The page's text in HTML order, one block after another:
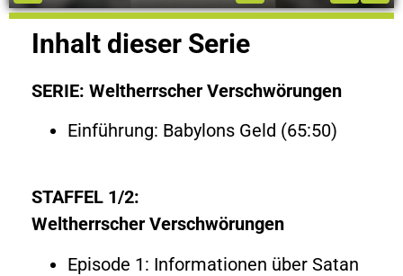
Inhalt dieser Serie
SERIE: Weltherrscher Verschwörungen
Einführung: Babylons Geld (65:50)
STAFFEL 1/2:
Weltherrscher Verschwörungen
Episode 1: Informationen über Satan